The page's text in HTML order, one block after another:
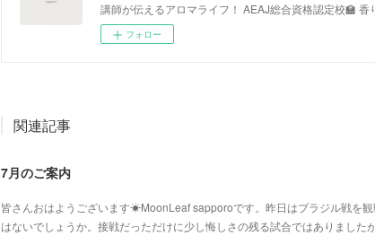
講師が伝えるアロマライフ！ AEAJ総合資格認定校🏫
フォロー
関連記事
7月のご案内
皆さんおはようございます☀MoonLeaf sapporoです。昨日はブラジル戦を
はないでしょうか。接戦だっただけに少し悔しさの残る試合ではありまし